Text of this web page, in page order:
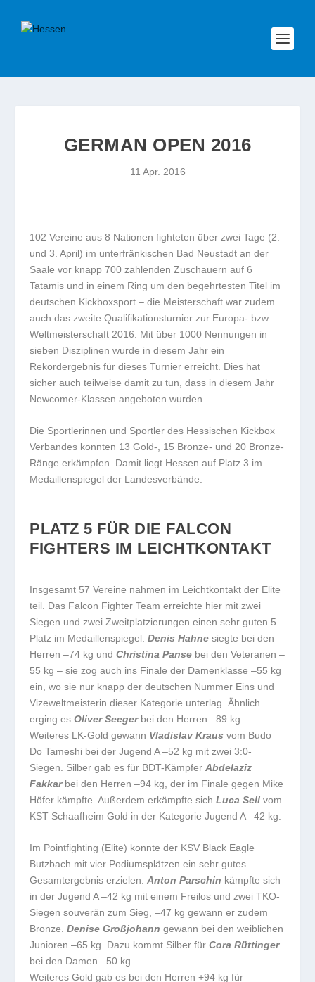
GERMAN OPEN 2016
11 Apr. 2016
102 Vereine aus 8 Nationen fighteten über zwei Tage (2.
und 3. April) im unterfränkischen Bad Neustadt an der
Saale vor knapp 700 zahlenden Zuschauern auf 6
Tatamis und in einem Ring um den begehrtesten Titel im
deutschen Kickboxsport – die Meisterschaft war zudem
auch das zweite Qualifikationsturnier zur Europa- bzw.
Weltmeisterschaft 2016. Mit über 1000 Nennungen in
sieben Disziplinen wurde in diesem Jahr ein
Rekordergebnis für dieses Turnier erreicht. Dies hat
sicher auch teilweise damit zu tun, dass in diesem Jahr
Newcomer-Klassen angeboten wurden.
Die Sportlerinnen und Sportler des Hessischen Kickbox
Verbandes konnten 13 Gold-, 15 Bronze- und 20 Bronze-
Ränge erkämpfen. Damit liegt Hessen auf Platz 3 im
Medaillenspiegel der Landesverbände.
PLATZ 5 FÜR DIE FALCON
FIGHTERS IM LEICHTKONTAKT
Insgesamt 57 Vereine nahmen im Leichtkontakt der Elite
teil. Das Falcon Fighter Team erreichte hier mit zwei
Siegen und zwei Zweitplatzierungen einen sehr guten 5.
Platz im Medaillenspiegel.Denis Hahne siegte bei den
Herren –74 kg undChristina Panse bei den Veteranen –
55 kg – sie zog auch ins Finale der Damenklasse –55 kg
ein, wo sie nur knapp der deutschen Nummer Eins und
Vizeweltmeisterin dieser Kategorie unterlag. Ähnlich
erging esOliver Seegerbei den Herren –89 kg.
Weiteres LK-Gold gewann Vladislav Kraus vom Budo
Do Tameshi bei der Jugend A –52 kg mit zwei 3:0-
Siegen. Silber gab es für BDT-KämpferAbdelaziz
Fakkarbei den Herren –94 kg, der im Finale gegen Mike
Höfer kämpfte. Außerdem erkämpfte sichLuca Sell vom
KST Schaafheim Gold in der Kategorie Jugend A –42 kg.
Im Pointfighting (Elite) konnte der KSV Black Eagle
Butzbach mit vier Podiumsplätzen ein sehr gutes
Gesamtergebnis erzielen.Anton Parschin kämpfte sich
in der Jugend A –42 kg mit einem Freilos und zwei TKO-
Siegen souverän zum Sieg, –47 kg gewann er zudem
Bronze.Denise Großjohann gewann bei den weiblichen
Junioren –65 kg. Dazu kommt Silber fürCora Rüttinger
bei den Damen –50 kg.
Weiteres Gold gab es bei den Herren +94 kg für